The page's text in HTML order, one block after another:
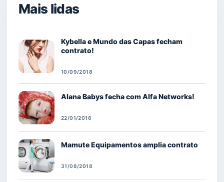
Mais lidas
Kybella e Mundo das Capas fecham
contrato!
10/09/2018
Alana Babys fecha com Alfa Networks!
22/01/2016
Mamute Equipamentos amplia contrato
31/08/2018